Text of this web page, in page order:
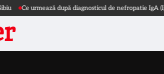
Ce urmează după diagnosticul de nefropatie IgA (IgAN)?